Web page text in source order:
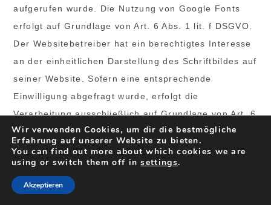
aufgerufen wurde. Die Nutzung von Google Fonts
erfolgt auf Grundlage von Art. 6 Abs. 1 lit. f DSGVO.
Der Websitebetreiber hat ein berechtigtes Interesse
an der einheitlichen Darstellung des Schriftbildes auf
seiner Website. Sofern eine entsprechende
Einwilligung abgefragt wurde, erfolgt die
Verarbeitung ausschließlich auf Grundlage von Art. 6
Abs. 1 lit. a DSGVO und § 25 Abs. 1 TTDSG, soweit
die Einwilligung die Speicherung von Cookies oder
den Zugriff auf Informationen im Endgerät des
Nutzers (z. B. Device-Fingerprinting) im Sinne des
Wir verwenden Cookies, um dir die bestmögliche
Erfahrung auf unserer Website zu bieten.
You can find out more about which cookies we are
using or switch them off insettings.
Akzeptieren